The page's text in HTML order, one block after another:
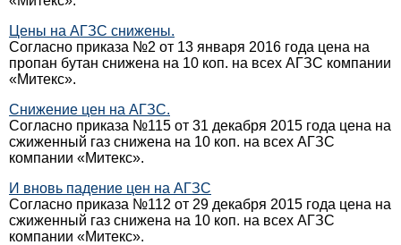
Цены на АГЗС снижены.
Согласно приказа №2 от 13 января 2016 года цена на
пропан бутан снижена на 10 коп. на всех АГЗС компании
«Митекс».
Снижение цен на АГЗС.
Согласно приказа №115 от 31 декабря 2015 года цена на
сжиженный газ снижена на 10 коп. на всех АГЗС
компании «Митекс».
И вновь падение цен на АГЗС
Согласно приказа №112 от 29 декабря 2015 года цена на
сжиженный газ снижена на 10 коп. на всех АГЗС
компании «Митекс».